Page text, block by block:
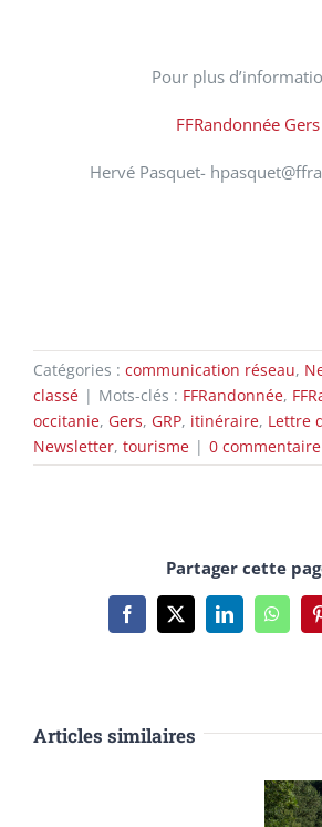
Pour plus
FFRandonnée Gers
Hervé Pasquet-
Catégories : communication réseau,
classé | Mots-clés : FFRandonnée,
occitanie, Gers, GRP, itinéraire, Lettre
Newsletter, tourisme | 0 commentaire
Partager cette
Facebook
X LinkedIn
Articles similaires